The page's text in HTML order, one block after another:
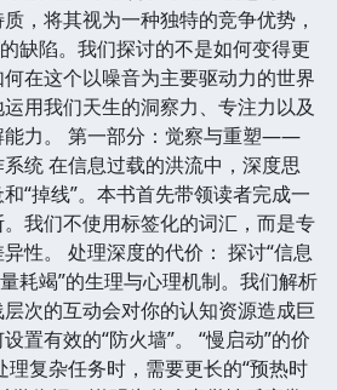
，将其视为一种独特的竞争优势，
缺陷。我们探讨的不是如何变得更
在这个以噪音为主要驱动力的世界
用我们天生的洞察力、专注力以及
能力。 第一部分：觉察与重塑——
统 在信息过载的洪流中，深度思
“掉线”。本书首先带领读者完成一
我们不使用标签化的词汇，而是专
性。 处理深度的代价： 探讨“信息
耗竭”的生理与心理机制。我们解析
次的互动会对你的认知资源造成巨
置有效的“防火墙”。 “慢启动”的价
理复杂任务时，需要更长的“预热时